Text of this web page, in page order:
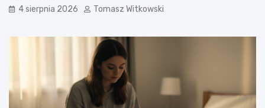
4 sierpnia 2026 Tomasz Witkowski